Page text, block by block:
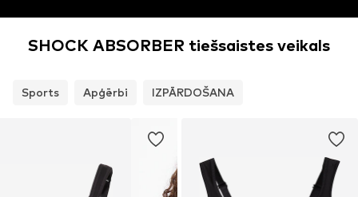
SHOCK ABSORBER tiešsaistes veikals
Sports Apģērbi IZPĀRDOŠANA